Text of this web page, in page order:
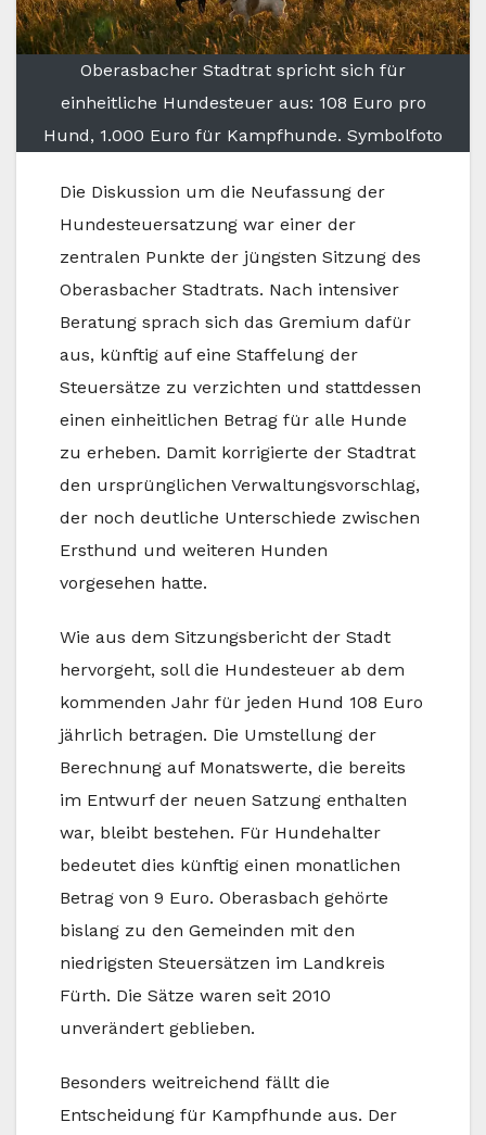
Oberasbacher Stadtrat spricht sich für
einheitliche Hundesteuer aus: 108 Euro pro
Hund, 1.000 Euro für Kampfhunde. Symbolfoto
Die Diskussion um die Neufassung der
Hundesteuersatzung war einer der
zentralen Punkte der jüngsten Sitzung des
Oberasbacher Stadtrats. Nach intensiver
Beratung sprach sich das Gremium dafür
aus, künftig auf eine Staffelung der
Steuersätze zu verzichten und stattdessen
einen einheitlichen Betrag für alle Hunde
zu erheben. Damit korrigierte der Stadtrat
den ursprünglichen Verwaltungsvorschlag,
der noch deutliche Unterschiede zwischen
Ersthund und weiteren Hunden
vorgesehen hatte.
Wie aus dem Sitzungsbericht der Stadt
hervorgeht, soll die Hundesteuer ab dem
kommenden Jahr für jeden Hund 108 Euro
jährlich betragen. Die Umstellung der
Berechnung auf Monatswerte, die bereits
im Entwurf der neuen Satzung enthalten
war, bleibt bestehen. Für Hundehalter
bedeutet dies künftig einen monatlichen
Betrag von 9 Euro. Oberasbach gehörte
bislang zu den Gemeinden mit den
niedrigsten Steuersätzen im Landkreis
Fürth. Die Sätze waren seit 2010
unverändert geblieben.
Besonders weitreichend fällt die
Entscheidung für Kampfhunde aus. Der